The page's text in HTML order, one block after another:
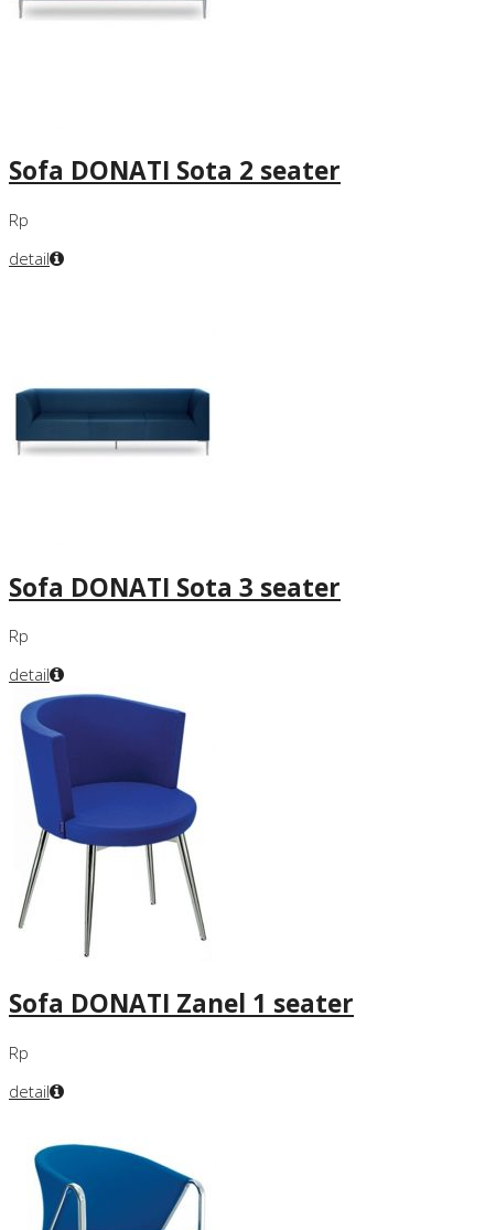
Sofa DONATI Sota 2 seater
Rp
detail
Sofa DONATI Sota 3 seater
Rp
detail
Sofa DONATI Zanel 1 seater
Rp
detail